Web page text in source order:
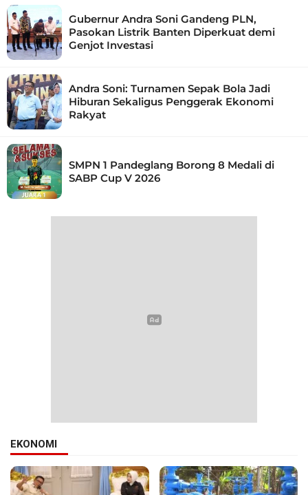
Gubernur Andra Soni Gandeng PLN,
Pasokan Listrik Banten Diperkuat demi
Genjot Investasi
Andra Soni: Turnamen Sepak Bola Jadi
Hiburan Sekaligus Penggerak Ekonomi
Rakyat
SMPN 1 Pandeglang Borong 8 Medali di
SABP Cup V 2026
EKONOMI